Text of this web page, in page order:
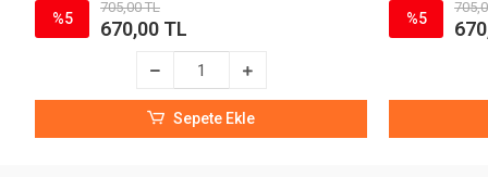
%5
705,00 TL
670,00 TL
Sepete Ekle
%5